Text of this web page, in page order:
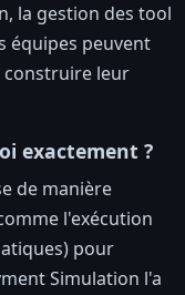
la gestion des tool
équipes peuvent
leur
exactement ?
de manière
l'exécution
pour
Simulation l'a